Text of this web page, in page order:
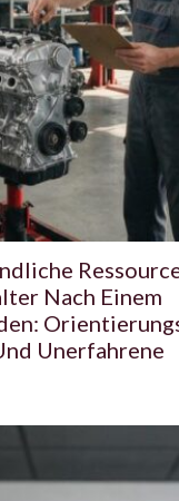
Nach Einem
Unerfahrene